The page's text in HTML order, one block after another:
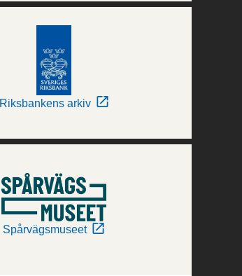
Riksbankens arkiv
Spårvägsmuseet